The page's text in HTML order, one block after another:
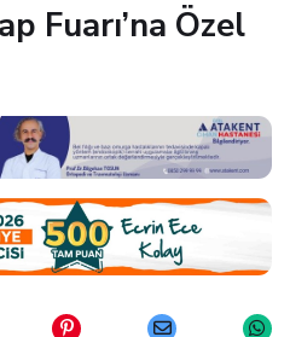
Fuarı’na Özel